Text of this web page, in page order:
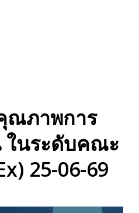
ณภาพการ
ในระดับคณะ
25-06-69